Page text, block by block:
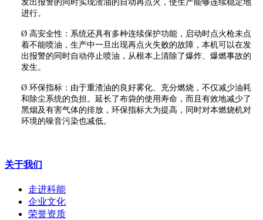
发出报警的同时实现渣油的自动再点火，使生产能够连续稳定地
进行。
Ø 高安全性：系统还具有多种连续保护功能，启动时点火枪未点
着不能喷油，生产中一旦出现再点火失败的故障，本机可以在发
出报警的同时自动停止喷油，从根本上清除了爆炸、爆燃事故的
发生。
Ø 环保指标：由于重渣油的良好雾化、充分燃烧，不仅减少油耗
和除尘系统的负担。延长了布袋的使用寿命，而且有效地减少了
黑烟及有害气体的排放，环保指标大为提高，同时对本燃烧机对
环境的噪音污染也减低。
关于我们
走进科能
企业文化
荣誉资质